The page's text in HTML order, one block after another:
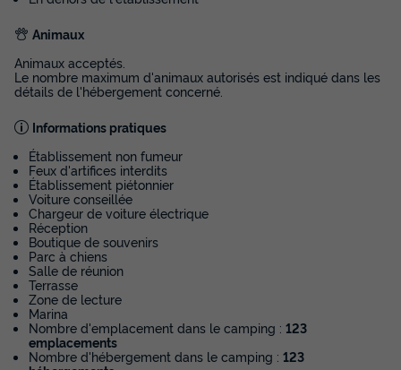
MOBILHOME 4 personnes - Cottage
Premium
Annulation gratuite
Surface
28m²
Adultes Chambres
Terrasse couverte Accès wifi
Barbecue
Cafetière
+ 7
MOBILHOME 4 personnes - Cottage Premium
du19/10/2026
Meilleur prix pour 7 nuits
Modifier les dates
224 €
189 €
Animaux
Animaux acceptés.
Le nombre maximum d'animaux autorisés est indiqué dans les
détails de l'hébergement concerné.
Informations pratiques
Établissement non fumeur
Feux d'artifices interdits
Établissement piétonnier
Voiture conseillée
Chargeur de voiture électrique
Réception
Boutique de souvenirs
Parc à chiens
Salle de réunion
Terrasse
Zone de lecture
Marina
Nombre d'emplacement dans le camping : 123
emplacements
Nombre d'hébergement dans le camping : 123